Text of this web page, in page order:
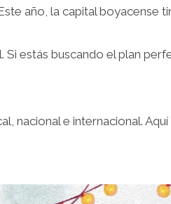
año, la capital boyacense
Si estás buscando el plan
nacional e internacional.